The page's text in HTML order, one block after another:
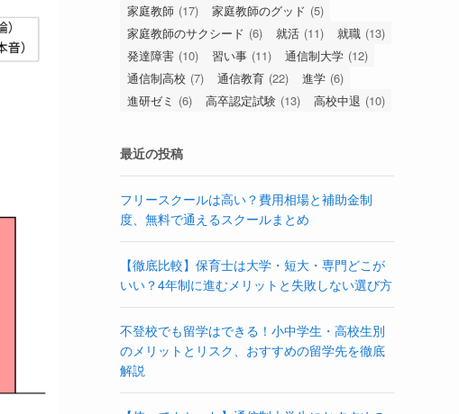
家庭教師 (17) 家庭教師のグッド (5)
家庭教師のサクシード (6) 就活 (11) 就職 (13)
発達障害 (10) 習い事 (11) 通信制大学 (12)
通信制高校 (7) 通信教育 (22) 進学 (6)
進研ゼミ (6) 高卒認定試験 (13) 高校中退 (10)
最近の投稿
フリースクールは高い？費用相場と補助金制
度、無料で通えるスクールまとめ
【徹底比較】保育士は大学・短大・専門どこが
いい？4年制に進むメリットと失敗しない選び方
不登校でも留学はできる！小中学生・高校生別
のメリットとリスク、おすすめの留学先を徹底
解説